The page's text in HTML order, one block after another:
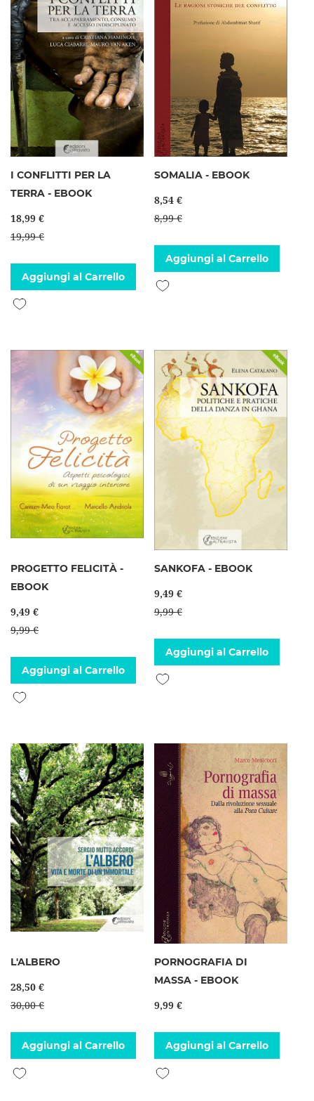
I CONFLITTI PER LA
TERRA - EBOOK
18,99 €
19,99 €
Aggiungi al Carrello
Aggiungi alla lista desideri
SOMALIA - EBOOK
8,54 €
8,99 €
Aggiungi al Carrello
Aggiungi alla lista desideri
PROGETTO FELICITÀ -
EBOOK
9,49 €
9,99 €
Aggiungi al Carrello
Aggiungi alla lista desideri
SANKOFA - EBOOK
9,49 €
9,99 €
Aggiungi al Carrello
Aggiungi alla lista desideri
L'ALBERO
28,50 €
30,00 €
Aggiungi al Carrello
Aggiungi alla lista desideri
PORNOGRAFIA DI
MASSA - EBOOK
9,99 €
Aggiungi al Carrello
Aggiungi alla lista desideri